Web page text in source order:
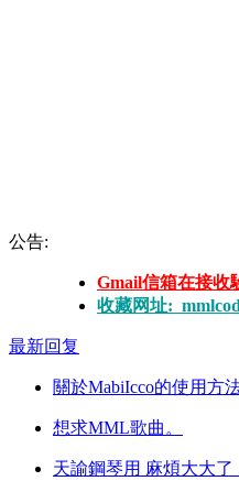
公告:
Gmail信箱在接收
收藏网址:
最新回复
關於MabiIcco的使用方
想求MML歌曲。
天諭鋼琴用 麻煩大大了